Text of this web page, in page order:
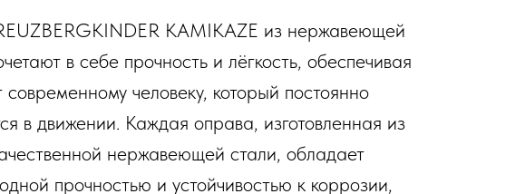
KAMIKAZE из нержавеющей
в себе прочность и лёгкость, обеспечивая
современному человеку, который постоянно
в движении. Каждая оправа, изготовленная из
нержавеющей стали, обладает
прочностью и устойчивостью к коррозии,